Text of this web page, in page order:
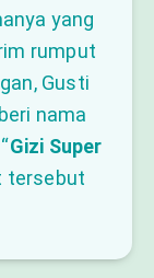
yang
rumput
Gusti
nama
Gizi Super
tersebut